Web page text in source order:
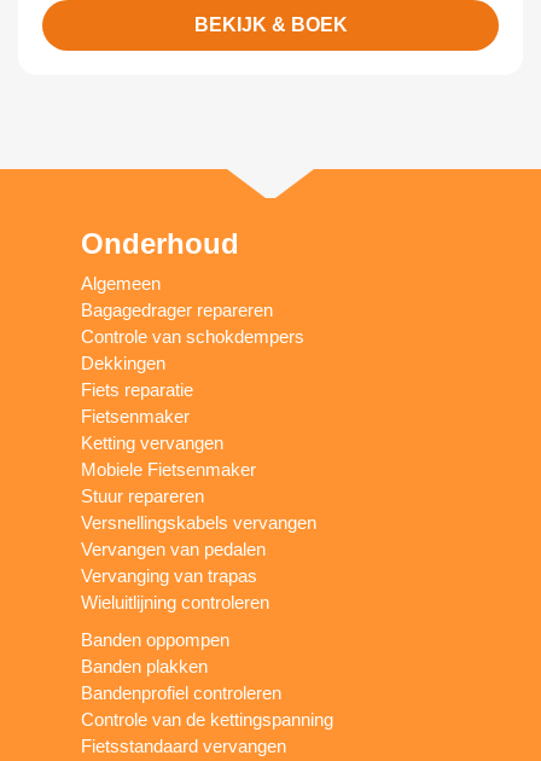
BEKIJK & BOEK
Onderhoud
Algemeen
Bagagedrager repareren
Controle van schokdempers
Dekkingen
Fiets reparatie
Fietsenmaker
Ketting vervangen
Mobiele Fietsenmaker
Stuur repareren
Versnellingskabels vervangen
Vervangen van pedalen
Vervanging van trapas
Wieluitlijning controleren
Banden oppompen
Banden plakken
Bandenprofiel controleren
Controle van de kettingspanning
Fietsstandaard vervangen